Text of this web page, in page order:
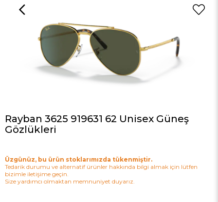
Rayban 3625 919631 62 Unisex Güneş
Gözlükleri
Üzgünüz, bu ürün stoklarımızda tükenmiştir.
Tedarik durumu ve alternatif ürünler hakkında bilgi almak için lütfen
bizimle iletişime geçin.
Size yardımcı olmaktan memnuniyet duyarız.